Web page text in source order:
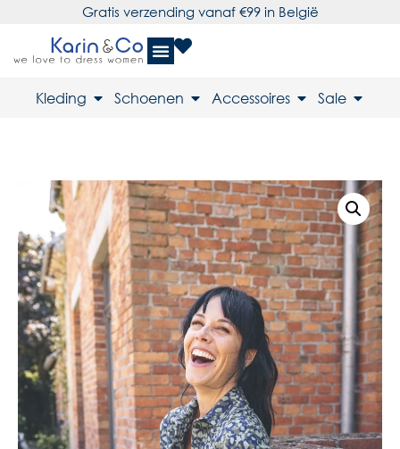
Gratis verzending vanaf €99 in België
Kleding Schoenen Accessoires Sale